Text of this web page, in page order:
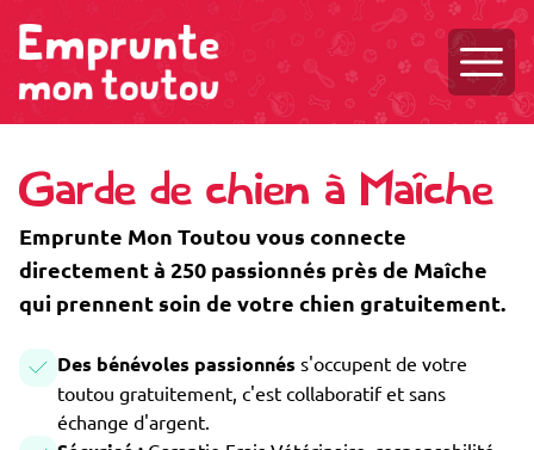
Garde de chien à Maîche
Emprunte Mon Toutou vous connecte
directement à 250 passionnés près de Maîche
qui prennent soin de votre chien gratuitement.
Des bénévoles passionnés s'occupent de votre
toutou gratuitement, c'est collaboratif et sans
échange d'argent.